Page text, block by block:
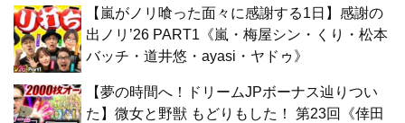
【嵐がノリ喰った面々に感謝する1日】感謝の
出ノリ’26 PART1《嵐・梅屋シン・くり・松本
バッチ・道井悠・ayasi・ヤドゥ》
【夢の時間へ！ドリームJPボーナス辿りつい
た】微女と野獣 もどりもした！ 第23回《倖田